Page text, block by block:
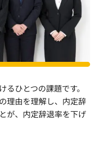
ひとつの課題です。
理由を理解し、内定辞
が、内定辞退率を下げ